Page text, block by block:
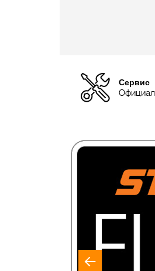
Сервис